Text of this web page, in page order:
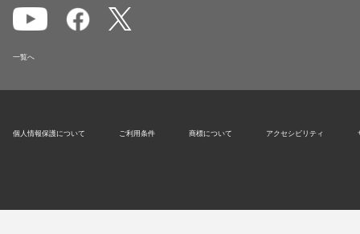
一覧へ
個人情報保護について ご利用条件 商標について アクセシビリティ